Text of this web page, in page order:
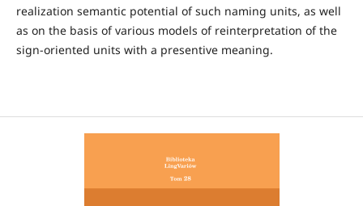
realization semantic potential of such naming units, as well
as on the basis of various models of reinterpretation of the
sign-oriented units with a presentive meaning.